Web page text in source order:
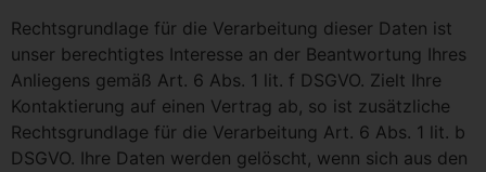
Rechtsgrundlage für die Verarbeitung dieser Daten ist
unser berechtigtes Interesse an der Beantwortung Ihres
Anliegens gemäß Art. 6 Abs. 1 lit. f DSGVO. Zielt Ihre
Kontaktierung auf einen Vertrag ab, so ist zusätzliche
Rechtsgrundlage für die Verarbeitung Art. 6 Abs. 1 lit. b
DSGVO. Ihre Daten werden gelöscht, wenn sich aus den